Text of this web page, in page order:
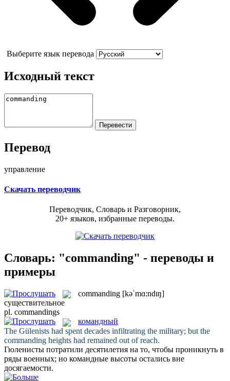
Выберите язык перевода
Исходный текст
Перевод
управление
Скачать переводчик
Переводчик, Словарь и Разговорник,
20+ языков, избранные переводы.
Словарь: "commanding" - переводы и
примеры
commanding [kəˈmɑ:ndɪŋ]
существительное
pl. commandings
командный
The Gülenists had spent decades infiltrating the military; but the
commanding heights had remained out of reach.
Гюленисты потратили десятилетия на то, чтобы проникнуть в
ряды военных; но командные высоты остались вне
досягаемости.